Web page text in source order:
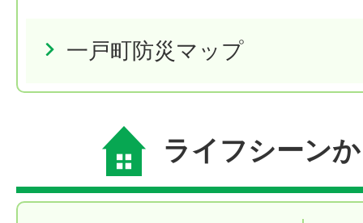
一戸町防災マップ
ライフシーン